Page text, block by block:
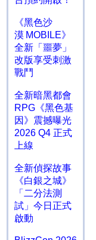
《黑色沙
漠 MOBILE》
全新「噩夢」
改版享受刺激
戰鬥
全新暗黑都會
RPG《黑色基
因》震撼曝光
2026 Q4 正式
上線
全新偵探故事
《白銀之城》
「二分法測
試」今日正式
啟動